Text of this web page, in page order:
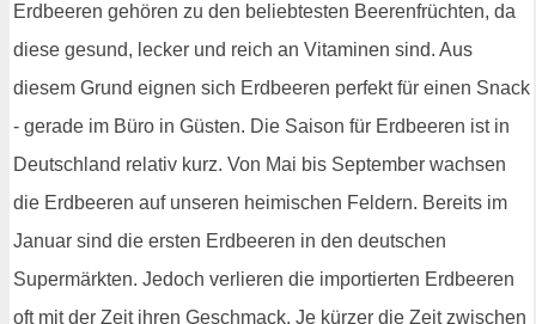
Erdbeeren gehören zu den beliebtesten Beerenfrüchten, da
diese gesund, lecker und reich an Vitaminen sind. Aus
diesem Grund eignen sich Erdbeeren perfekt für einen Snack
- gerade im Büro in Güsten. Die Saison für Erdbeeren ist in
Deutschland relativ kurz. Von Mai bis September wachsen
die Erdbeeren auf unseren heimischen Feldern. Bereits im
Januar sind die ersten Erdbeeren in den deutschen
Supermärkten. Jedoch verlieren die importierten Erdbeeren
oft mit der Zeit ihren Geschmack. Je kürzer die Zeit zwischen